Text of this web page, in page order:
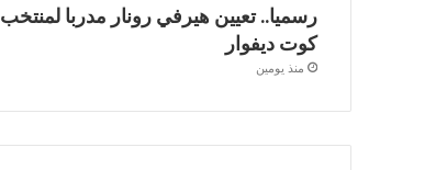
رسميا.. تعيين هيرفي رونار مدربا لمنتخب
كوت ديفوار
منذ يومين